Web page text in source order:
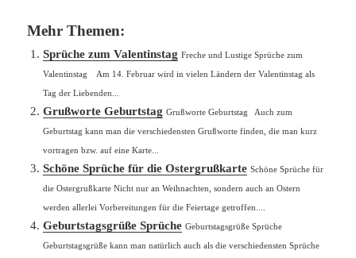
Mehr Themen:
Sprüche zum Valentinstag Freche und Lustige Sprüche zum
Valentinstag Am 14. Februar wird in vielen Ländern der Valentinstag als
Tag der Liebenden...
Grußworte Geburtstag Grußworte Geburtstag Auch zum
Geburtstag kann man die verschiedensten Grußworte finden, die man kurz
vortragen bzw. auf eine Karte...
Schöne Sprüche für die Ostergrußkarte Schöne Sprüche für
die Ostergrußkarte Nicht nur an Weihnachten, sondern auch an Ostern
werden allerlei Vorbereitungen für die Feiertage getroffen....
Geburtstagsgrüße Sprüche Geburtstagsgrüße Sprüche
Geburtstagsgrüße kann man natürlich auch als die verschiedensten Sprüche